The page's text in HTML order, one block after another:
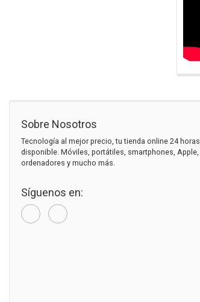
Sobre Nosotros
Tecnología al mejor precio, tu tienda online 24 horas
disponible. Móviles, portátiles, smartphones, Apple,
ordenadores y mucho más.
Síguenos en: